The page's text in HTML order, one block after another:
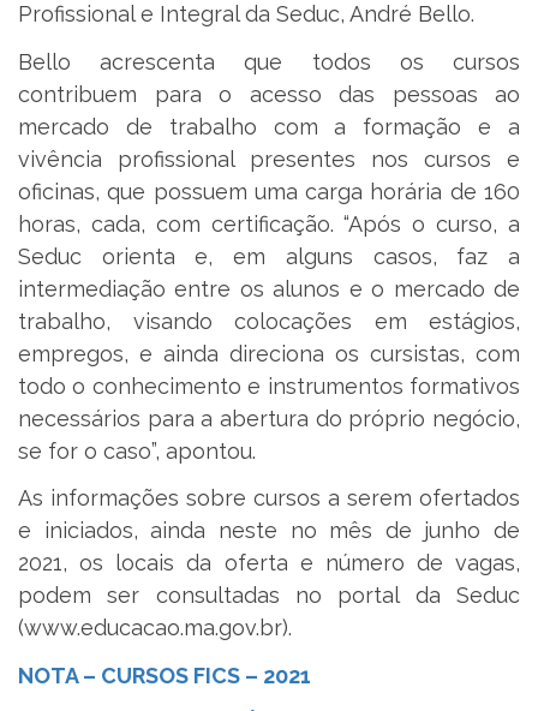
Profissional e Integral da Seduc, André Bello.
Bello acrescenta que todos os cursos
contribuem para o acesso das pessoas ao
mercado de trabalho com a formação e a
vivência profissional presentes nos cursos e
oficinas, que possuem uma carga horária de 160
horas, cada, com certificação. “Após o curso, a
Seduc orienta e, em alguns casos, faz a
intermediação entre os alunos e o mercado de
trabalho, visando colocações em estágios,
empregos, e ainda direciona os cursistas, com
todo o conhecimento e instrumentos formativos
necessários para a abertura do próprio negócio,
se for o caso”, apontou.
As informações sobre cursos a serem ofertados
e iniciados, ainda neste no mês de junho de
2021, os locais da oferta e número de vagas,
podem ser consultadas no portal da Seduc
(www.educacao.ma.gov.br).
NOTA – CURSOS FICS – 2021